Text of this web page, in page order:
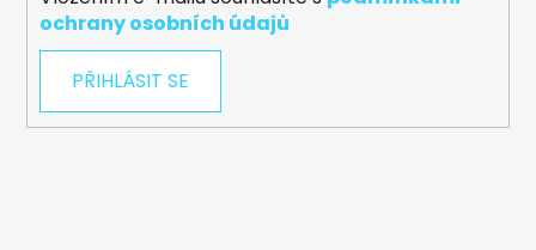
ochrany osobních údajů
PŘIHLÁSIT SE